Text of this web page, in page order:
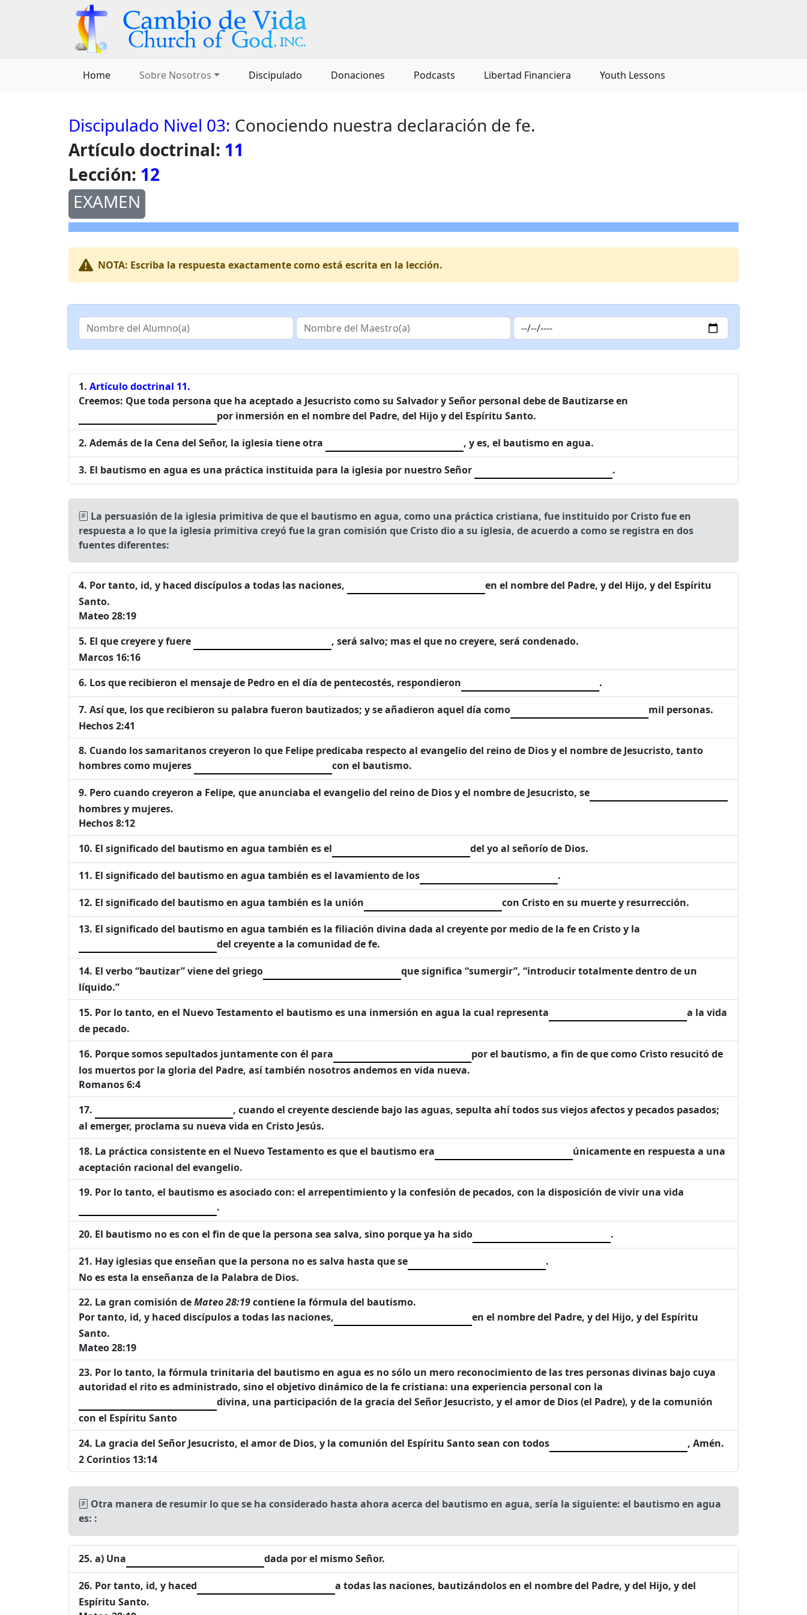
Home Sobre Nosotros Discipulado Donaciones Podcasts Libertad Financiera Youth Lessons
Discipulado Nivel 03: Conociendo nuestra declaración de fe.
Artículo doctrinal: 11
Lección: 12
EXAMEN
NOTA: Escriba la respuesta exactamente como está escrita en la lección.
Artículo doctrinal 11.
Creemos: Que toda persona que ha aceptado a Jesucristo como su Salvador y Señor personal debe de Bautizarse en
por inmersión en el nombre del Padre, del Hijo y del Espíritu Santo.
Además de la Cena del Señor, la iglesia tiene otra , y es, el bautismo en agua.
El bautismo en agua es una práctica instituida para la iglesia por nuestro Señor .
La persuasión de la iglesia primitiva de que el bautismo en agua, como una práctica cristiana, fue instituido por Cristo fue en
respuesta a lo que la iglesia primitiva creyó fue la gran comisión que Cristo dio a su iglesia, de acuerdo a como se registra en dos
fuentes diferentes:
Por tanto, id, y haced discípulos a todas las naciones,
en el nombre del Padre, y del Hijo, y del Espíritu
Santo.
Mateo 28:19
El que creyere y fuere
, será salvo; mas el que no creyere, será condenado.
Marcos 16:16
Los que recibieron el mensaje de Pedro en el día de pentecostés, respondieron
.
Así que, los que recibieron su palabra fueron bautizados; y se añadieron aquel día como
mil personas.
Hechos 2:41
Cuando los samaritanos creyeron lo que Felipe predicaba respecto al evangelio del reino de Dios y el nombre de Jesucristo, tanto
hombres como mujeres
con el bautismo.
Pero cuando creyeron a Felipe, que anunciaba el evangelio del reino de Dios y el nombre de Jesucristo, se
hombres y mujeres.
Hechos 8:12
El significado del bautismo en agua también es el
del yo al señorío de Dios.
El significado del bautismo en agua también es el lavamiento de los .
El significado del bautismo en agua también es la unión
con Cristo en su muerte y resurrección.
El significado del bautismo en agua también es la filiación divina dada al creyente por medio de la fe en Cristo y la
del creyente a la comunidad de fe.
El verbo “bautizar” viene del griego
que significa “sumergir”, “introducir totalmente dentro de un
líquido.”
Por lo tanto, en el Nuevo Testamento el bautismo es una inmersión en agua la cual representa
a la vida
de pecado.
Porque somos sepultados juntamente con él para
por el bautismo, a fin de que como Cristo resucitó de
los muertos por la gloria del Padre, así también nosotros andemos en vida nueva.
Romanos 6:4
, cuando el creyente desciende bajo las aguas, sepulta ahí todos sus viejos afectos y pecados pasados;
al emerger, proclama su nueva vida en Cristo Jesús.
La práctica consistente en el Nuevo Testamento es que el bautismo era
únicamente en respuesta a una
aceptación racional del evangelio.
Por lo tanto, el bautismo es asociado con: el arrepentimiento y la confesión de pecados, con la disposición de vivir una vida
.
El bautismo no es con el fin de que la persona sea salva, sino porque ya ha sido .
Hay iglesias que enseñan que la persona no es salva hasta que se
.
No es esta la enseñanza de la Palabra de Dios.
La gran comisión deMateo 28:19contiene la fórmula del bautismo.
Por tanto, id, y haced discípulos a todas las naciones,
en el nombre del Padre, y del Hijo, y del Espíritu
Santo.
Mateo 28:19
Por lo tanto, la fórmula trinitaria del bautismo en agua es no sólo un mero reconocimiento de las tres personas divinas bajo cuya
autoridad el rito es administrado, sino el objetivo dinámico de la fe cristiana: una experiencia personal con la
divina, una participación de la gracia del Señor Jesucristo, y el amor de Dios (el Padre), y de la comunión
con el Espíritu Santo
La gracia del Señor Jesucristo, el amor de Dios, y la comunión del Espíritu Santo sean con todos
, Amén.
2 Corintios 13:14
Otra manera de resumir lo que se ha considerado hasta ahora acerca del bautismo en agua, sería la siguiente: el bautismo en agua
es: :
a) Una dada por el mismo Señor.
Por tanto, id, y haced
a todas las naciones, bautizándolos en el nombre del Padre, y del Hijo, y del
Espíritu Santo.